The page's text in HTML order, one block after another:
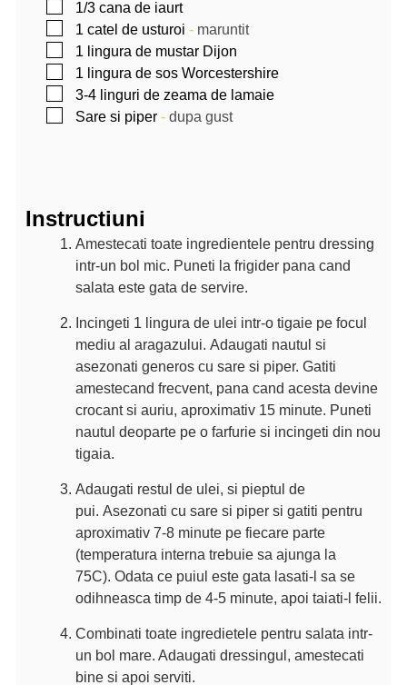
▢
1/3 cana de iaurt
▢
1 catel de usturoi - maruntit
▢
1 lingura de mustar Dijon
▢
1 lingura de sos Worcestershire
▢
3-4 linguri de zeama de lamaie
▢
Sare si piper- dupa gust
Instructiuni
Amestecati toate ingredientele pentru dressing
intr-un bol mic. Puneti la frigider pana cand
salata este gata de servire.
Incingeti 1 lingura de ulei intr-o tigaie pe focul
mediu al aragazului. Adaugati nautul si
asezonati generos cu sare si piper. Gatiti
amestecand frecvent, pana cand acesta devine
crocant si auriu, aproximativ 15 minute. Puneti
nautul deoparte pe o farfurie si incingeti din nou
tigaia.
Adaugati restul de ulei, si pieptul de
pui. Asezonati cu sare si piper si gatiti pentru
aproximativ 7-8 minute pe fiecare parte
(temperatura interna trebuie sa ajunga la
75C). Odata ce puiul este gata lasati-l sa se
odihneasca timp de 4-5 minute, apoi taiati-l felii.
Combinati toate ingredietele pentru salata intr-
un bol mare. Adaugati dressingul, amestecati
bine si apoi serviti.